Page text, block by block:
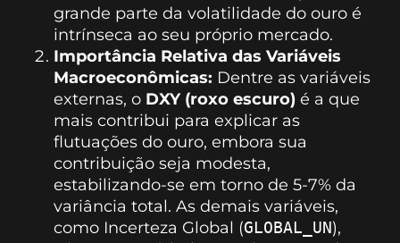
grande parte da volatilidade do ouro é
intrínseca ao seu próprio mercado.
Importância Relativa das Variáveis
Macroeconômicas: Dentre as variáveis
externas, o DXY (roxo escuro) é a que
mais contribui para explicar as
flutuações do ouro, embora sua
contribuição seja modesta,
estabilizando-se em torno de 5-7% da
variância total. As demais variáveis,
como Incerteza Global (GLOBAL_UN),